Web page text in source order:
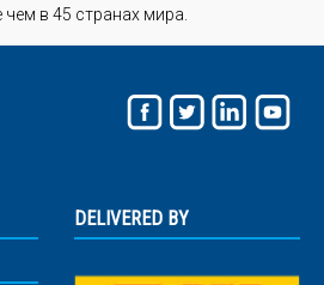
в 45 странах мира.
DELIVERED BY